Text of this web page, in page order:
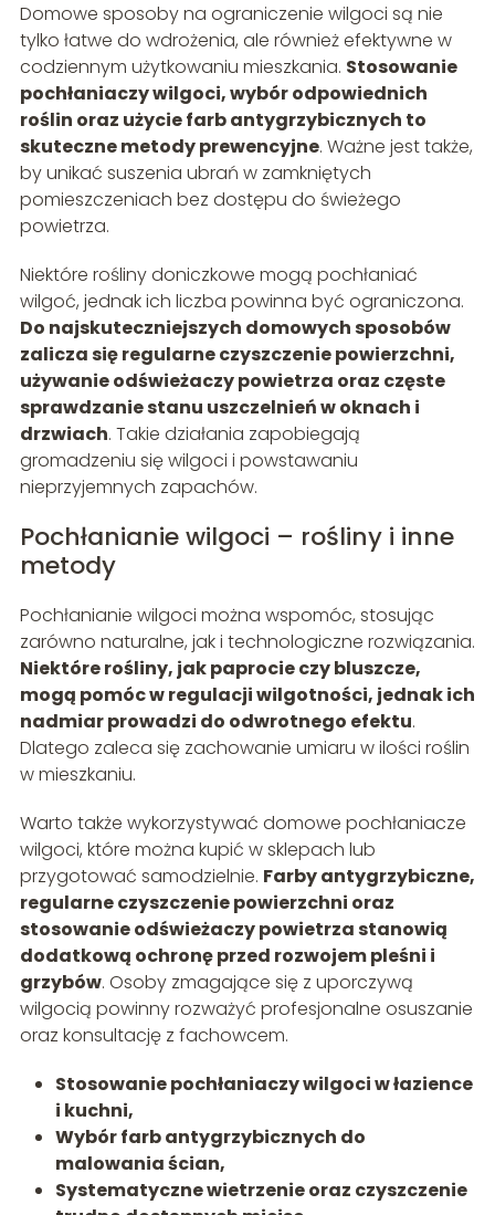
Domowe sposoby na ograniczenie wilgoci są nie
tylko łatwe do wdrożenia, ale również efektywne w
codziennym użytkowaniu mieszkania. Stosowanie
pochłaniaczy wilgoci, wybór odpowiednich
roślin oraz użycie farb antygrzybicznych to
skuteczne metody prewencyjne. Ważne jest także,
by unikać suszenia ubrań w zamkniętych
pomieszczeniach bez dostępu do świeżego
powietrza.
Niektóre rośliny doniczkowe mogą pochłaniać
wilgoć, jednak ich liczba powinna być ograniczona.
Do najskuteczniejszych domowych sposobów
zalicza się regularne czyszczenie powierzchni,
używanie odświeżaczy powietrza oraz częste
sprawdzanie stanu uszczelnień w oknach i
drzwiach. Takie działania zapobiegają
gromadzeniu się wilgoci i powstawaniu
nieprzyjemnych zapachów.
Pochłanianie wilgoci – rośliny i inne
metody
Pochłanianie wilgoci można wspomóc, stosując
zarówno naturalne, jak i technologiczne rozwiązania.
Niektóre rośliny, jak paprocie czy bluszcze,
mogą pomóc w regulacji wilgotności, jednak ich
nadmiar prowadzi do odwrotnego efektu.
Dlatego zaleca się zachowanie umiaru w ilości roślin
w mieszkaniu.
Warto także wykorzystywać domowe pochłaniacze
wilgoci, które można kupić w sklepach lub
przygotować samodzielnie. Farby antygrzybiczne,
regularne czyszczenie powierzchni oraz
stosowanie odświeżaczy powietrza stanowią
dodatkową ochronę przed rozwojem pleśni i
grzybów. Osoby zmagające się z uporczywą
wilgocią powinny rozważyć profesjonalne osuszanie
oraz konsultację z fachowcem.
Stosowanie pochłaniaczy wilgoci w łazience
i kuchni,
Wybór farb antygrzybicznych do
malowania ścian,
Systematyczne wietrzenie oraz czyszczenie